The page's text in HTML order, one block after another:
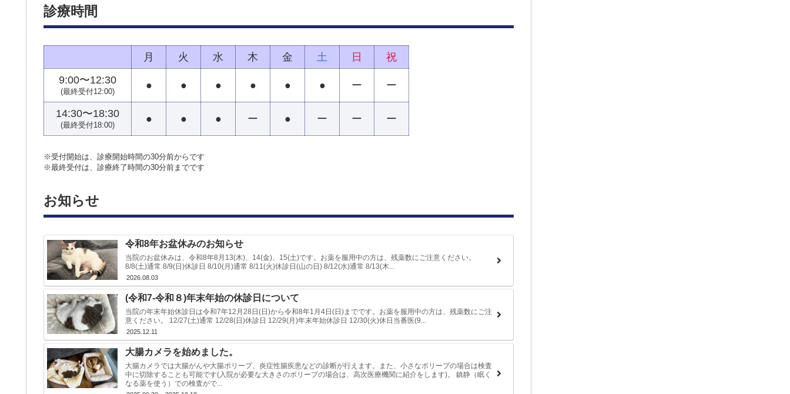
診療時間
月 火 水 木 金 土 日
祝
9:00〜12:30
(最終受付12:00)
● ● ● ● ● ● ー ー
14:30〜18:30
(最終受付18:00)
● ● ● ー ● ー ー ー
※受付開始は、診療開始時間の30分前からです
※最終受付は、診療終了時間の30分前までです
お知らせ
令和8年お盆休みのお知らせ
当院のお盆休みは、令和8年8月13(木)、14(金)、15(土)です。お薬を服用中の方は、残薬数にご注意ください。
8/8(土)通常 8/9(日)休診日 8/10(月)通常 8/11(火)休診日(山の日) 8/12(水)通常 8/13(木...
2026.08.03
(令和7-令和８)年末年始の休診日について
当院の年末年始休診日は令和7年12月28日(日)から令和8年1月4日(日)までです。お薬を服用中の方は、残薬数にご注
意ください。 12/27(土)通常 12/28(日)休診日 12/29(月)年末年始休診日 12/30(火)休日当番医(9...
2025.12.11
大腸カメラを始めました。
大腸カメラでは大腸がんや大腸ポリープ、炎症性腸疾患などの診断が行えます。また、小さなポリープの場合は検査
中に切除することも可能です(入院が必要な大きさのポリープの場合は、高次医療機関に紹介をします)。 鎮静（眠く
なる薬を使う）での検査がで...